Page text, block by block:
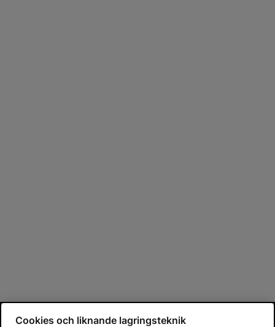
Cookies och liknande lagringsteknik